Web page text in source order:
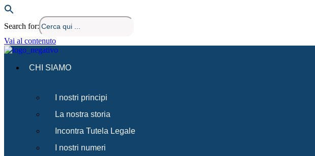
Search for:
Vai al contenuto
CHI SIAMO
I nostri principi
La nostra storia
Incontra Tutela Legale
I nostri numeri